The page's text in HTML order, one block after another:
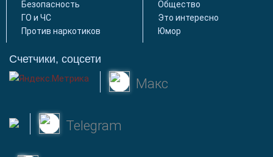
Безопасность
ГО и ЧС
Против наркотиков
Общество
Это интересно
Юмор
Счетчики, соцсети
Макс
Telegram